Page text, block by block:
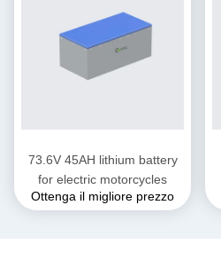
73.6V 45AH lithium battery
for electric motorcycles
Ottenga il migliore prezzo